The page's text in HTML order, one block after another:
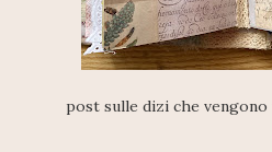
post sulle dizi che